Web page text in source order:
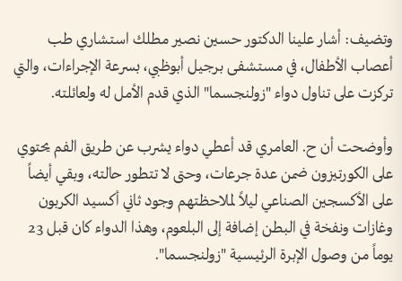
وتضيف: أشار علينا الدكتور حسين نصير مطلك استشاري طب
أعصاب الأطفال، في مستشفى برجيل أبوظبي، بسرعة الإجراءات، والتي
تركزت على تناول دواء "زولنجسما" الذي قدم الأمل له ولعائلته.
وأوضحت أن ح. العامري قد أعطي دواء يشرب عن طريق الفم يحتوي
على الكورتيزون ضمن عدة جرعات، وحتى لا تتطور حالته، وبقي أيضاً
على الأكسجين الصناعي ليلاً لملاحظتهم وجود ثاني أكسيد الكربون
وغازات ونفخة في البطن إضافة إلى البلعوم، وهذا الدواء كان قبل 23
يوماً من وصول الإبرة الرئيسية "زولنجسما".